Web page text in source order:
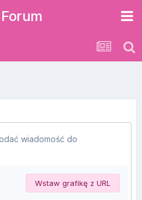
Forum
wiadomość do
Wstaw grafikę z URL